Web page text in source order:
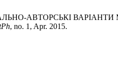
АВТОРСЬКІ
, no. 1, Apr. 2015.